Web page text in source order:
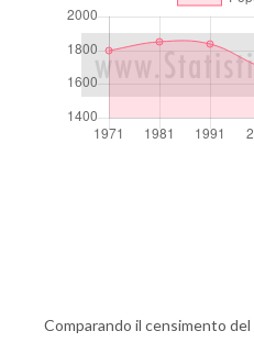
Comparando il censimento